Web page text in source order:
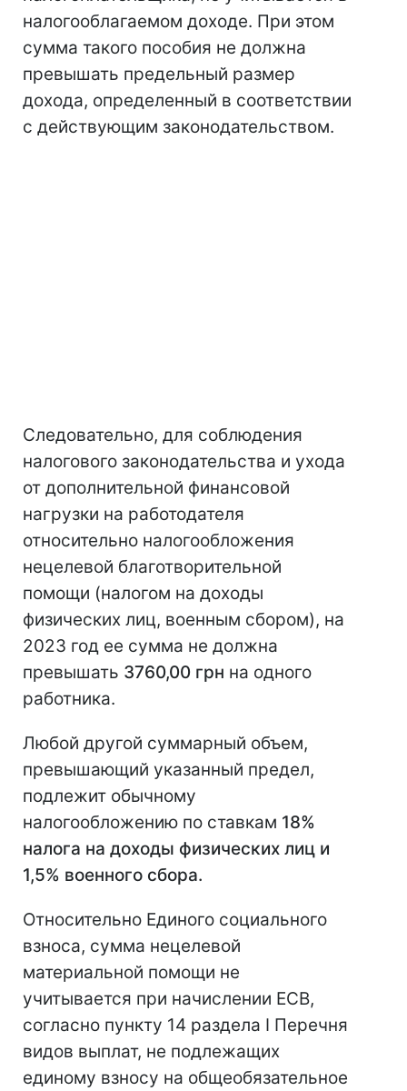
налогооблагаемом доходе. При этом
сумма такого пособия не должна
превышать предельный размер
дохода, определенный в соответствии
с действующим законодательством.
Следовательно, для соблюдения
налогового законодательства и ухода
от дополнительной финансовой
нагрузки на работодателя
относительно налогообложения
нецелевой благотворительной
помощи (налогом на доходы
физических лиц, военным сбором), на
2023 год ее сумма не должна
превышать 3760,00 грн на одного
работника.
Любой другой суммарный объем,
превышающий указанный предел,
подлежит обычному
налогообложению по ставкам 18%
налога на доходы физических лиц и
1,5% военного сбора.
Относительно Единого социального
взноса, сумма нецелевой
материальной помощи не
учитывается при начислении ЕСВ,
согласно пункту 14 раздела I Перечня
видов выплат, не подлежащих
единому взносу на общеобязательное